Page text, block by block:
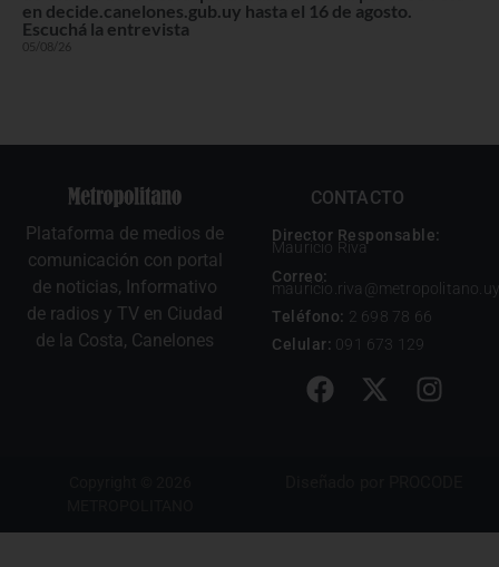
en decide.canelones.gub.uy hasta el 16 de agosto.
Escuchá la entrevista
05/08/26
Plataforma de medios de
comunicación con portal
de noticias, Informativo
de radios y TV en Ciudad
de la Costa, Canelones
CONTACTO
Director Responsable:
Mauricio Riva
Correo:
mauricio.riva@metropolitano.uy
Teléfono: 2 698 78 66
Celular: 091 673 129